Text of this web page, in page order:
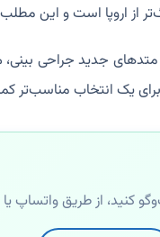
از اروپا است و این
جدید جراحی بینی،
یک انتخاب مناسب‌تر
کنید، از طریق